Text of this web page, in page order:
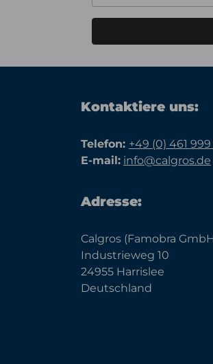
Kontaktiere uns:
Telefon: +49 (0) 461
E-mail: info@calgros.de
Adresse:
Calgros (Famobra
Industrieweg 10
24955 Harrislee
Deutschland